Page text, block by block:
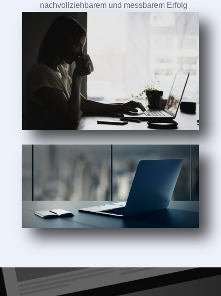
nachvollziehbarem und messbarem Erfolg